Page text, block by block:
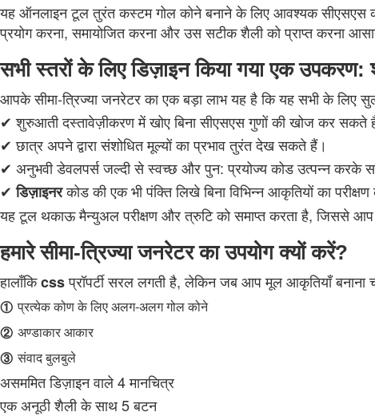
यह ऑनलाइन टूल तुरंत कस्टम गोल कोने बनाने के लिए आवश्यक सीएसएस
प्रयोग करना, समायोजित करना और उस सटीक शैली को प्राप्त करना
सभी स्तरों के लिए डिज़ाइन किया गया एक
आपके सीमा-त्रिज्या जनरेटर का एक बड़ा लाभ यह है कि यह सभी के लिए
✔ शुरुआती दस्तावेज़ीकरण में खोए बिना सीएसएस गुणों की खोज कर सकते
✔ छात्र अपने द्वारा संशोधित मूल्यों का प्रभाव तुरंत देख सकते हैं।
✔ अनुभवी डेवलपर्स जल्दी से स्वच्छ और पुन: प्रयोज्य कोड उत्पन्न करके
✔डिज़ाइनरकोड की एक भी पंक्ति लिखे बिना विभिन्न आकृतियों का
यह टूल थकाऊ मैन्युअल परीक्षण और त्रुटि को समाप्त करता है, जिससे
हमारे सीमा-त्रिज्या जनरेटर का उपयोग क्यों करें?
हालाँकिcssप्रॉपर्टी सरल लगती है, लेकिन जब आप मूल आकृतियाँ
① प्रत्येक कोण के लिए अलग-अलग गोल कोने
② अण्डाकार आकार
③ संवाद बुलबुले
असममित डिज़ाइन वाले 4 मानचित्र
एक अनूठी शैली के साथ 5 बटन